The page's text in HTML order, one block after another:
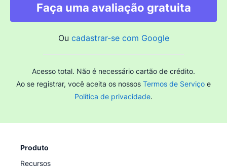
Faça uma avaliação gratuita
Ou cadastrar-se com Google
Acesso total. Não é necessário cartão de crédito.
Ao se registrar, você aceita os nossos Termos de Serviço e
Política de privacidade.
Produto
Recursos